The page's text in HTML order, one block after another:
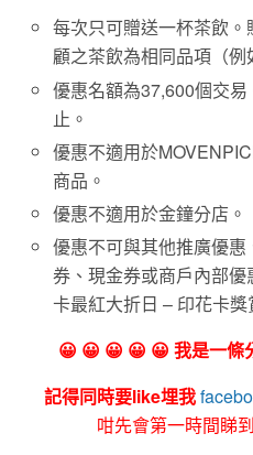
每次只可贈送一杯茶飲
顧之茶飲為相同品項（例
優惠名額為37,600個交
止。
優惠不適用於
商品。
優惠不適用於金鐘分店。
優惠不可與其他推廣優
券、現金券或商戶內部
卡最紅大折日 – 印花卡獎
😀 😀 😀 😀 😀 我是一
記得同時要like埋我
咁先會第一時間睇